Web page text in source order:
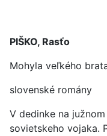
PIŠKO, Rasťo
Mohyla veľkého
slovenské romány
V dedinke na
sovietskeho vojaka.